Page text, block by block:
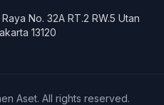
No. 32A RT.2 RW.5 Utan
13120
Aset. All rights reserved.